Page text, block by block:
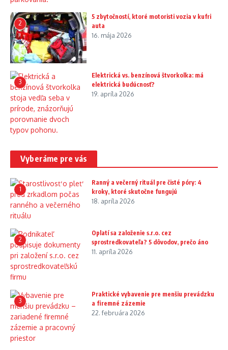
2
5 zbytočností, ktoré motoristi vozia v kufri
auta
16. mája 2026
3
Elektrická vs. benzínová štvorkolka: má
elektrická budúcnosť?
19. apríla 2026
Vyberáme pre vás
1
Ranný a večerný rituál pre čisté póry: 4
kroky, ktoré skutočne fungujú
18. apríla 2026
2
Oplatí sa založenie s.r.o. cez
sprostredkovateľa? 5 dôvodov, prečo áno
11. apríla 2026
3
Praktické vybavenie pre menšiu prevádzku
a firemné zázemie
22. februára 2026